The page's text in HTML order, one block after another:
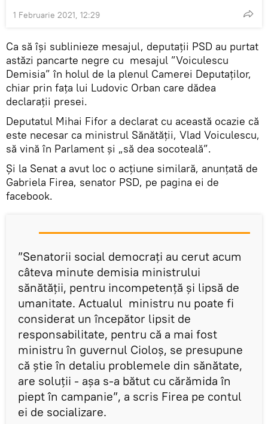
1 Februarie 2021, 12:29
Ca să își sublinieze mesajul, deputații PSD au purtat
astăzi pancarte negre cu mesajul ”Voiculescu
Demisia” în holul de la plenul Camerei Deputaților,
chiar prin fața lui Ludovic Orban care dădea
declarații presei.
Deputatul Mihai Fifor a declarat cu această ocazie că
este necesar ca ministrul Sănătății, Vlad Voiculescu,
să vină în Parlament și „să dea socoteală”.
Și la Senat a avut loc o acțiune similară, anunțată de
Gabriela Firea, senator PSD, pe pagina ei de
facebook.
”Senatorii social democrați au cerut acum
câteva minute demisia ministrului
sănătății, pentru incompetență și lipsă de
umanitate. Actualul ministru nu poate fi
considerat un începător lipsit de
responsabilitate, pentru că a mai fost
ministru în guvernul Cioloș, se presupune
că știe în detaliu problemele din sănătate,
are soluții - așa s-a bătut cu cărămida în
piept în campanie”, a scris Firea pe contul
ei de socializare.